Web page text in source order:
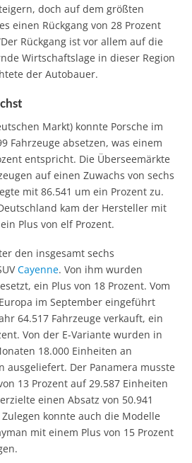
doch auf dem größten
einen Rückgang von 28 Prozent
Rückgang ist vor allem auf die
Wirtschaftslage in dieser Region
der Autobauer.
Markt) konnte Porsche im
Fahrzeuge absetzen, was einem
entspricht. Die Überseemärkte
auf einen Zuwachs von sechs
mit 86.541 um ein Prozent zu.
kam der Hersteller mit
Plus von elf Prozent.
den insgesamt sechs
Cayenne. Von ihm wurden
ein Plus von 18 Prozent. Vom
im September eingeführt
64.517 Fahrzeuge verkauft, ein
Von der E-Variante wurden in
18.000 Einheiten an
ausgeliefert. Der Panamera musste
13 Prozent auf 29.587 Einheiten
einen Absatz von 50.941
konnte auch die Modelle
mit einem Plus von 15 Prozent